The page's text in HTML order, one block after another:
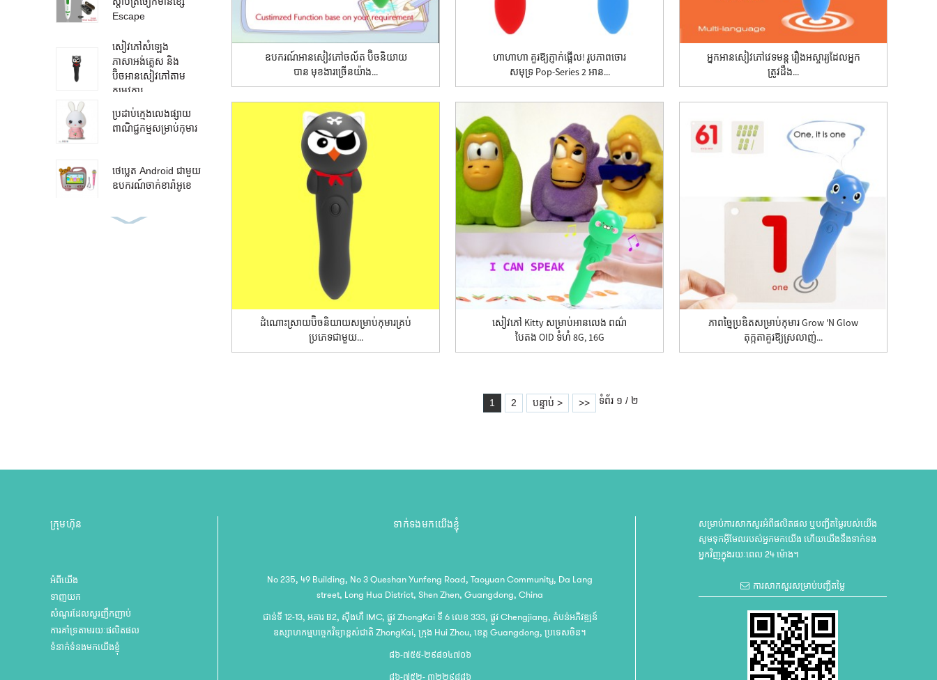
Escape
សៀវភៅសំឡេង
ភាសាអង់គ្លេស និង
ប៊ិចអានសៀវភៅតាម
តម្រូវការ...
ប្រដាប់ក្មេងលេងផ្សាយ
ពាណិជ្ជកម្មសម្រាប់កុមារ
ថេប្លេត Android ជាមួយ
ឧបករណ៍ចាក់ខារ៉ាអូខេ
ឧបករណ៍អានសៀវភៅចល័ត ប៊ិចនិយាយ
បាន មុខងារច្រើនយ៉ាង...
ហាហាហា គួរឱ្យភ្ញាក់ផ្អើល! រូបភាពចោរ
សមុទ្រ Pop-Series 2 អាន...
អ្នកអានសៀវភៅវេទមន្ត រឿងអស្ចារ្យដែលអ្នក
ត្រូវដឹង...
ដំណោះស្រាយប៊ិចនិយាយសម្រាប់កុមារគ្រប់
ប្រភេទជាមួយ...
សៀវភៅ Kitty សម្រាប់អានលេង ពណ៌
បៃតង OID ទំហំ 8G, 16G
ភាពច្នៃប្រឌិតសម្រាប់កុមារ Grow 'n Glow
តុក្កតាគួរឱ្យស្រលាញ់...
1 2 បន្ទាប់ > >> ទំព័រ ១ / ២
ក្រុមហ៊ុន
អំពីយើង
ទាញយក
សំណួរដែលសួរញឹកញាប់
ការគាំទ្រតាមរយៈផលិតផល
ទំនាក់ទំនងមកយើងខ្ញុំ
ទាក់ទងមកយើងខ្ញុំ
No 235, 49 Building, No 3 Queshan Yunfeng Road, Taoyuan Community, Da Lang
street, Long Hua District, Shen Zhen, Guangdong, China
ជាន់ទី 12-13, អគារ B2, ស៊ីងហឺ IMC, ផ្លូវ ZhongKai ទី 6 លេខ 333, ផ្លូវ Chengjiang, តំបន់អភិវឌ្ឍន៍
ឧស្សាហកម្មបច្ចេកវិទ្យាខ្ពស់ជាតិ ZhongKai, ក្រុង Hui Zhou, ខេត្ត Guangdong, ប្រទេសចិន។
៨៦-៧៥៥-២៩៨១៤៧០៦
៨៦-៧៥២- ៣២២៩៨៨៦
សម្រាប់ការសាកសួរអំពីផលិតផល ឬបញ្ជីតម្លៃរបស់យើង
សូមទុកអ៊ីមែលរបស់អ្នកមកយើង ហើយយើងនឹងទាក់ទង
អ្នកវិញក្នុងរយៈពេល 24 ម៉ោង។
ការសាកសួរសម្រាប់បញ្ជីតម្លៃ